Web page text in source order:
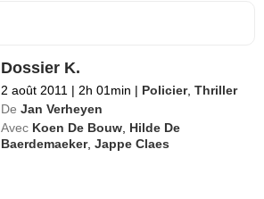
Dossier K.
2 août 2011 | 2h 01min | Policier,Thriller
De Jan Verheyen
Avec Koen De Bouw Hilde De
Baerdemaeker,Jappe Claes